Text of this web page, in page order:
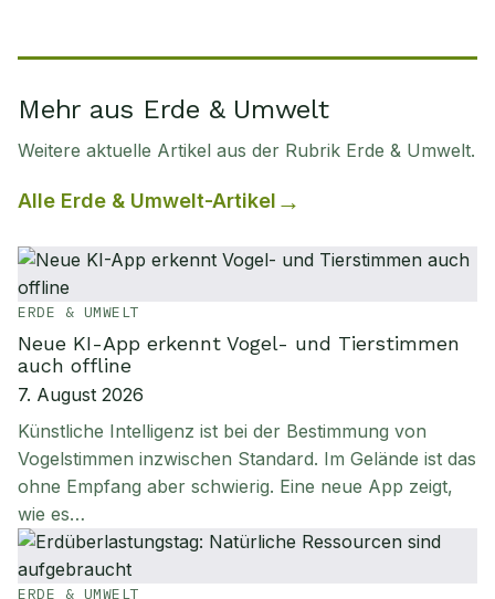
Mehr aus Erde & Umwelt
Weitere aktuelle Artikel aus der Rubrik Erde & Umwelt.
Alle Erde & Umwelt-Artikel
ERDE & UMWELT
Neue KI-App erkennt Vogel- und Tierstimmen
auch offline
7. August 2026
Künstliche Intelligenz ist bei der Bestimmung von
Vogelstimmen inzwischen Standard. Im Gelände ist das
ohne Empfang aber schwierig. Eine neue App zeigt,
wie es…
ERDE & UMWELT